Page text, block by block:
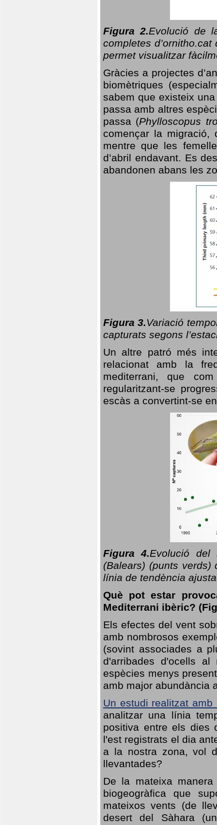
Figura 2.Evolució de
completes
permet visualitzar
Gràcies a projectes
biomètriques
sabem que existeix
passa amb altres
passa (Phylloscopus
començar la migració,
mentre que les
d’abril endavant. Es
abandonen abans les
Figura 3.Variació
capturats segons
Un altre patró més
relacionat amb la
mediterrani, que
regularitzant-se
escàs a convertint-se
Figura 4.Evolució del
(Balears) (punts
línia de tendència
Què pot estar
Mediterrani ibèric?
Els efectes del vent
amb nombrosos
(sovint associades a
d'arribades d'ocells
espècies menys
amb major abundància
Un estudi realitzat amb
analitzar una línia
positiva entre els dies
l'est registrats el dia
a la nostra zona, vol
llevantades?
De la mateixa
biogeogràfica que
mateixos vents (de
desert del Sàhara